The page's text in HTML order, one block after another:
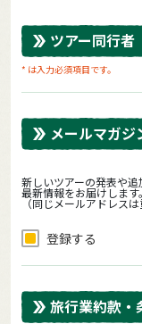
ツアー同行者
* は入力必須項目です。
メールマガジ
新しいツアーの発表や
最新情報をお届けします
（同じメールアドレス
登録する
旅行業約款・